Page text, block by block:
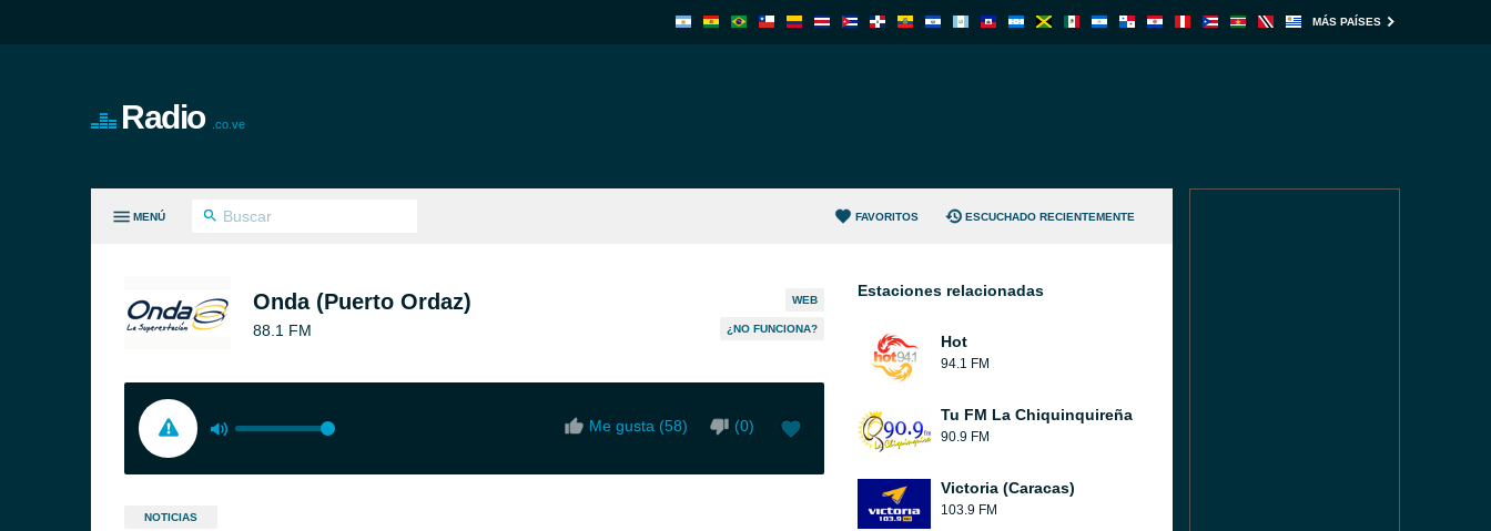
MÁS PAÍSES
Radio .co.ve
MENÚ FAVORITOS ESCUCHADO RECIENTEMENTE
Onda (Puerto Ordaz)
88.1 FM
WEB
¿NO FUNCIONA?
Me gusta (58) (0)
NOTICIAS
Estaciones relacionadas
Hot
94.1 FM
Tu FM La Chiquinquireña
90.9 FM
Victoria (Caracas)
103.9 FM